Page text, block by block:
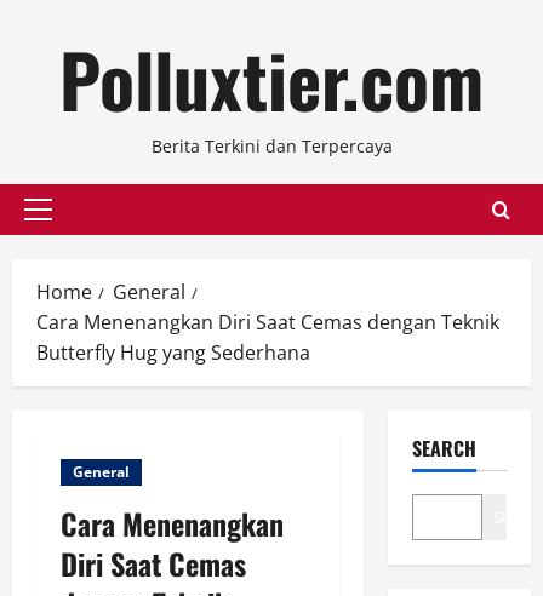
Polluxtier.com
Berita Terkini dan Terpercaya
Primary
Home
General
Cara Menenangkan Diri Saat Cemas dengan Teknik
Butterfly Hug yang Sederhana
General
Cara Menenangkan
Diri Saat Cemas
SEARCH